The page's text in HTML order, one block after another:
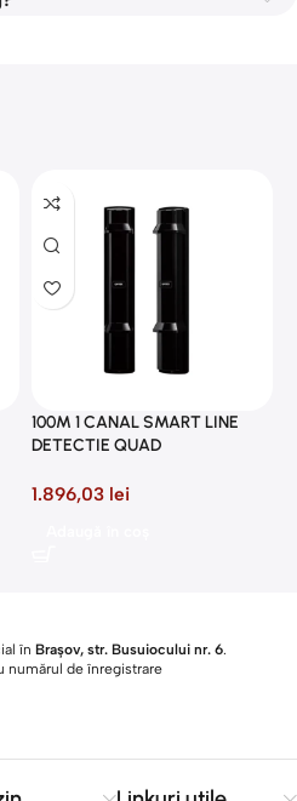
100M 1 CANAL SMART LINE
DETECTIE QUAD
1.896,03 lei
în Brașov, str. Busuiocului nr. 6.
numărul de înregistrare